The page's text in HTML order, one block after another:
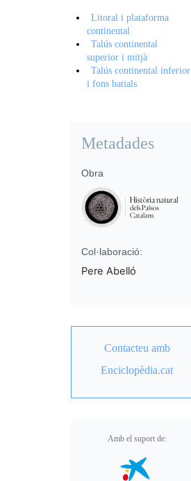
Litoral i plataforma
continental
Talús continental
superior i mitjà
Talús continental inferior
i fons batials
Metadades
Obra
Col·laboració:
Pere Abelló
Contacteu amb
Enciclopèdia.cat
Amb el suport de: